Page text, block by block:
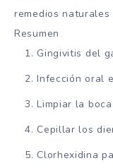
remedios naturales
Resumen
Gingivitis del
Infección oral
Limpiar la
Cepillar los
Clorhexidina